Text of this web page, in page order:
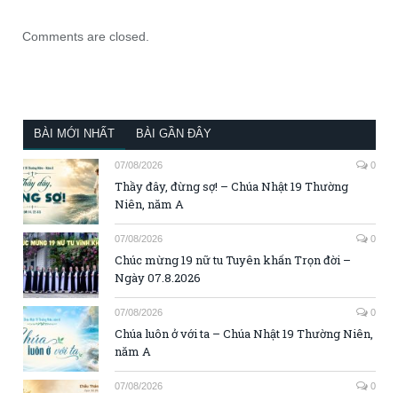
Comments are closed.
BÀI MỚI NHẤT BÀI GẦN ĐÂY
07/08/2026 0
Thầy đây, đừng sợ! – Chúa Nhật 19 Thường
Niên, năm A
07/08/2026 0
Chúc mừng 19 nữ tu Tuyên khấn Trọn đời –
Ngày 07.8.2026
07/08/2026 0
Chúa luôn ở với ta – Chúa Nhật 19 Thường Niên,
năm A
07/08/2026 0